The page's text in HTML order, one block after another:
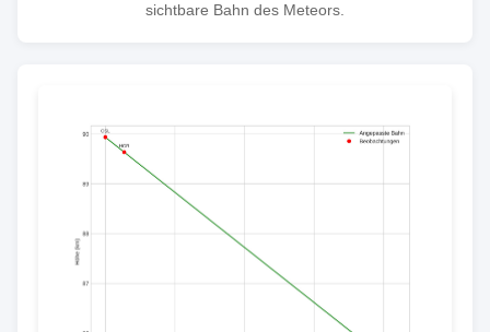
sichtbare Bahn des Meteors.